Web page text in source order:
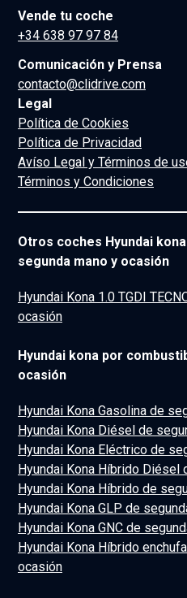
Vende tu coche
+34 638 97 97 84
Comunicación y Prensa
contacto@clidrive.com
Legal
Política de Cookies
Política de Privacidad
Avíso Legal y Términos de
Términos y Condiciones
Otros coches Hyundai kona
segunda mano y ocasión
Hyundai Kona 1.0 TGDI
ocasión
Hyundai kona por
ocasión
Hyundai Kona Gasolina de
Hyundai Kona Diésel de
Hyundai Kona Eléctrico de
Hyundai Kona Híbrido Diésel
Hyundai Kona Híbrido de
Hyundai Kona GLP de
Hyundai Kona GNC de
Hyundai Kona Híbrido
ocasión